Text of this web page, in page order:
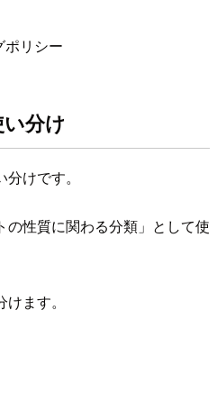
ポリシー
分け
けです。
性質に関わる分類」として使
ます。